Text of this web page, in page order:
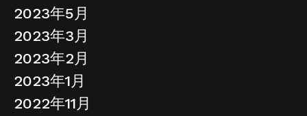
2023年5月
2023年3月
2023年2月
2023年1月
2022年11月